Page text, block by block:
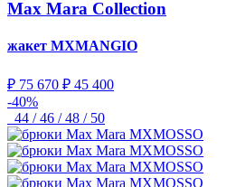
Max Mara Collection
жакет MXMANGIO
₽ 75 670 ₽ 45 400
-40%
44 / 46 / 48 / 50